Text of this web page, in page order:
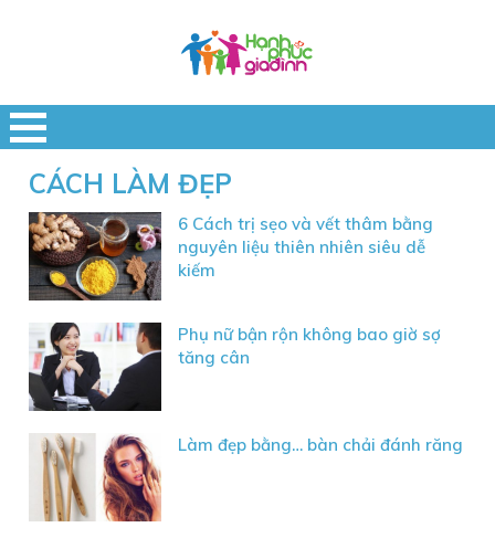
CÁCH LÀM ĐẸP
6 Cách trị sẹo và vết thâm bằng
nguyên liệu thiên nhiên siêu dễ
kiếm
Phụ nữ bận rộn không bao giờ sợ
tăng cân
Làm đẹp bằng… bàn chải đánh răng